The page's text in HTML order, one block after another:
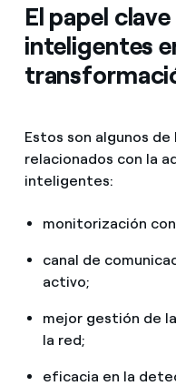
El papel
inteligentes
Estos son algunos
relacionados con la
inteligentes:
monitorización
canal de
activo;
mejor gestión de
la red;
eficacia en la